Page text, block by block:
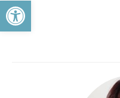
פתח